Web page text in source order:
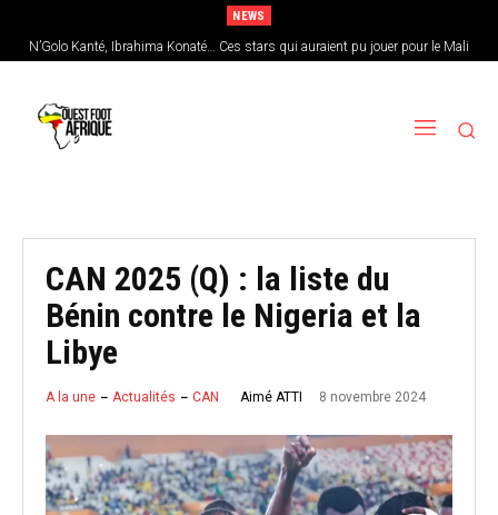
NEWS
N’Golo Kanté, Ibrahima Konaté… Ces stars qui auraient pu jouer pour le Mali
Sénégal : Patrick Vieira en pole position pour remplacer Pape Thiaw
CAN 2025 (Q) : la liste du
Bénin contre le Nigeria et la
Libye
A la une Actualités CAN Aimé ATTI 8 novembre 2024